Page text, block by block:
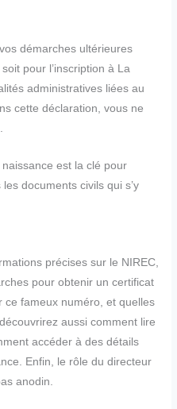
démarches ultérieures
pour l’inscription à La
administratives liées au
cette déclaration, vous ne
est la clé pour
documents civils qui s’y
précises sur le NIREC,
pour obtenir un certificat
ce fameux numéro, et quelles
aussi comment lire
accéder à des détails
Enfin, le rôle du directeur
anodin.